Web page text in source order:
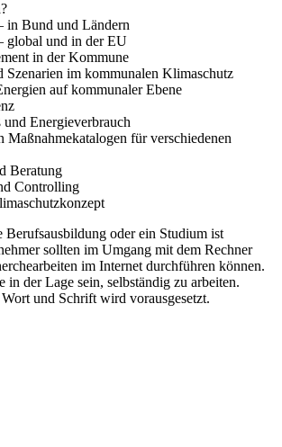
in Bund und Ländern
global und in der EU
in der Kommune
Szenarien im kommunalen Klimaschutz
auf kommunaler Ebene
Energieverbrauch
Maßnahmekatalogen für verschiedenen
Beratung
Controlling
Berufsausbildung oder ein Studium ist
sollten im Umgang mit dem Rechner
im Internet durchführen können.
in der Lage sein, selbständig zu arbeiten.
und Schrift wird vorausgesetzt.